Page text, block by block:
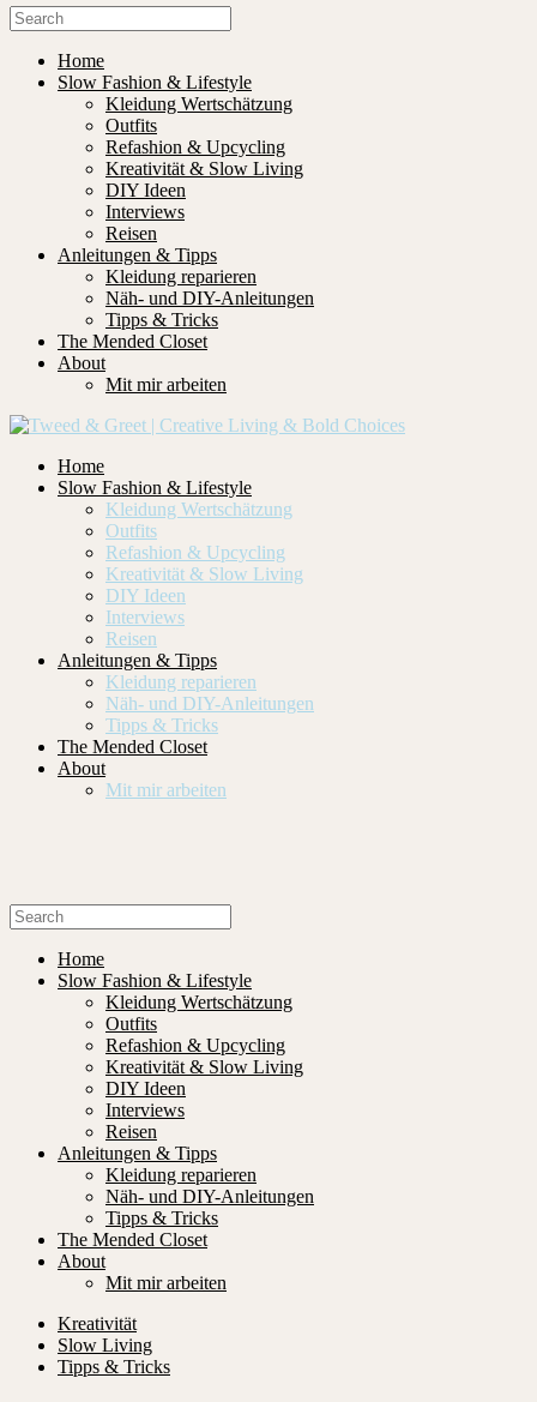
Home
Slow Fashion & Lifestyle
Kleidung Wertschätzung
Outfits
Refashion & Upcycling
Kreativität & Slow Living
DIY Ideen
Interviews
Reisen
Anleitungen & Tipps
Kleidung reparieren
Näh- und DIY-Anleitungen
Tipps & Tricks
The Mended Closet
About
Mit mir arbeiten
Home
Slow Fashion & Lifestyle
Kleidung Wertschätzung
Outfits
Refashion & Upcycling
Kreativität & Slow Living
DIY Ideen
Interviews
Reisen
Anleitungen & Tipps
Kleidung reparieren
Näh- und DIY-Anleitungen
Tipps & Tricks
The Mended Closet
About
Mit mir arbeiten
Home
Slow Fashion & Lifestyle
Kleidung Wertschätzung
Outfits
Refashion & Upcycling
Kreativität & Slow Living
DIY Ideen
Interviews
Reisen
Anleitungen & Tipps
Kleidung reparieren
Näh- und DIY-Anleitungen
Tipps & Tricks
The Mended Closet
About
Mit mir arbeiten
Kreativität
Slow Living
Tipps & Tricks